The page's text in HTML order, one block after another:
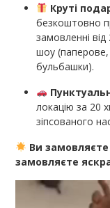
Круті
безкоштовно
замовленні
шоу (паперове,
бульбашки).
локацію за 20
зіпсованого
Ви
замовляєте
Видеоплеер